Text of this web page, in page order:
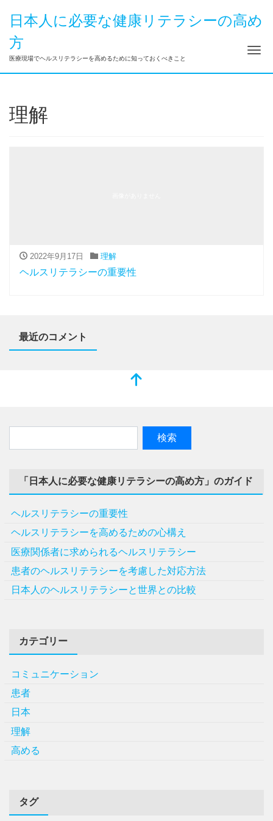
日本人に必要な健康リテラシーの高め
方
医療現場でヘルスリテラシーを高めるために知っておくべきこと ナ
理解
2022年9月17日 理解
ヘルスリテラシーの重要性
最近のコメント
「日本人に必要な健康リテラシーの高め方」のガイド
ヘルスリテラシーの重要性
ヘルスリテラシーを高めるための心構え
医療関係者に求められるヘルスリテラシー
患者のヘルスリテラシーを考慮した対応方法
日本人のヘルスリテラシーと世界との比較
カテゴリー
コミュニケーション
患者
日本
理解
高める
タグ